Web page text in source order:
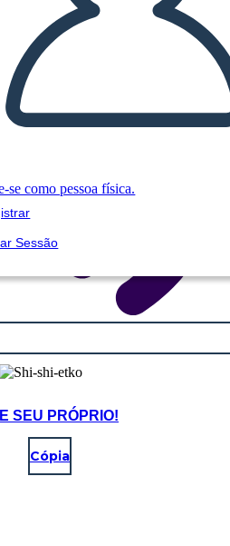
se como pessoa física.
Sessão
SEU PRÓPRIO!
Cópia